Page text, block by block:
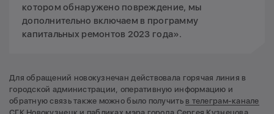
котором обнаружено повреждение, мы
дополнительно включаем в программу
капитальных ремонтов 2023 года».
Для обращений новокузнечан действовала горячая линия в
городской администрации, оперативную информацию и
обратную связь также можно было получить в телеграм-канале